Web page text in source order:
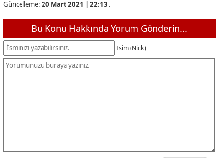
Güncelleme: 20 Mart 2021 | 22:13 .
Bu Konu Hakkında Yorum Gönderin...
İsim (Nick)